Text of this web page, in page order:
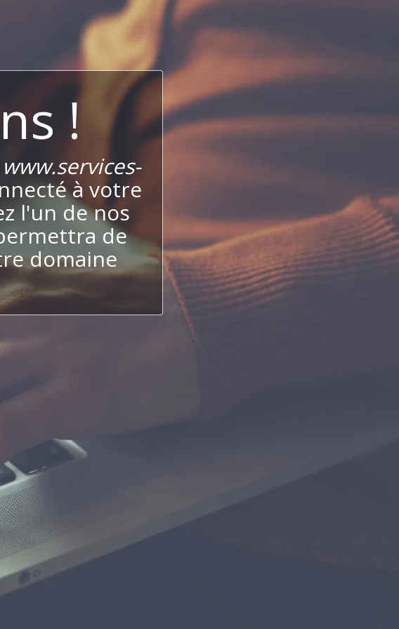
!
www.services-
à votre
l'un de nos
de
domaine